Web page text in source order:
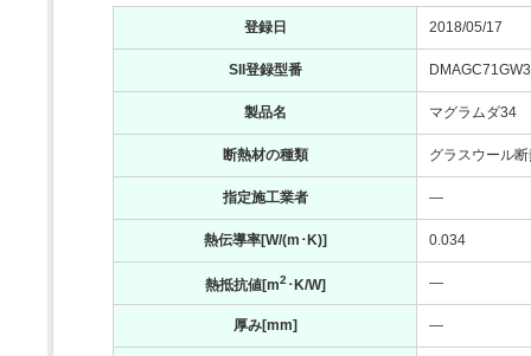
登録日 2018/05/17
SII登録型番 DMAGC71GW3
製品名 マグラムダ34
断熱材の種類 グラスウール
指定施工業者 ―
熱伝導率[W/(m･K)] 0.034
熱抵抗値[m2･K/W] ―
厚み[mm] ―